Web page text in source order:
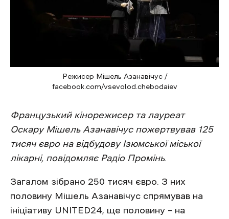
Режисер Мішель Азанавічус /
facebook.com/vsevolod.chebodaiev
Французький кінорежисер та лауреат
Оскару Мішель Азанавічус пожертвував 125
тисяч євро на відбудову Ізюмської міської
лікарні, повідомляє Радіо Промінь.
Загалом зібрано 250 тисяч євро. З них
половину Мішель Азанавічус спрямував на
ініціативу UNITED24, ще половину – на